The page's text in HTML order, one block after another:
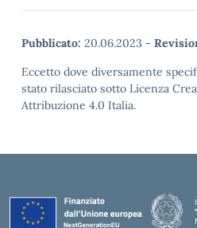
Pubblicato: 20.06.2023 -
Eccetto dove diversamente
stato rilasciato sotto Licenza
Attribuzione 4.0 Italia.